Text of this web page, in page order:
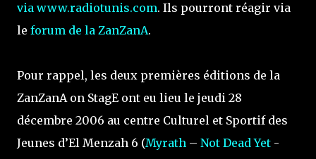
via www.radiotunis.com. Ils pourront réagir via
le forum de la ZanZanA.
Pour rappel, les deux premières éditions de la
ZanZanA on StagE ont eu lieu le jeudi 28
décembre 2006 au centre Culturel et Sportif des
Jeunes d’El Menzah 6 (Myrath – Not Dead Yet -